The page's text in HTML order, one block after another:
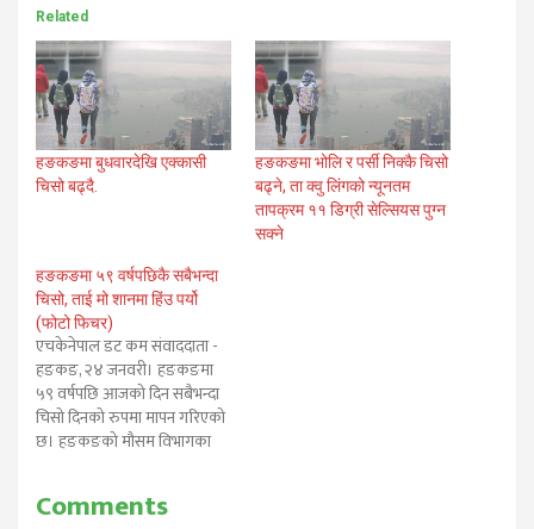
Related
हङकङमा बुधवारदेखि एक्कासी
चिसो बढ्दै.
हङकङमा भोलि र पर्सी निक्कै चिसो
बढ्ने, ता क्वु लिंगको न्यूनतम
तापक्रम ११ डिग्री सेल्सियस पुग्न
सक्ने
हङकङमा ५९ वर्षपछिकै सबैभन्दा
चिसो, ताई मो शानमा हिंउ पर्यो
(फोटो फिचर)
एचकेनेपाल डट कम संवाददाता -
हङकङ, २४ जनवरी। हङकङमा
५९ वर्षपछि आजको दिन सबैभन्दा
चिसो दिनको रुपमा मापन गरिएको
छ। हङकङको मौसम विभागका
छ। ताई मो शानमा हिंउ पर्यो।
Comments